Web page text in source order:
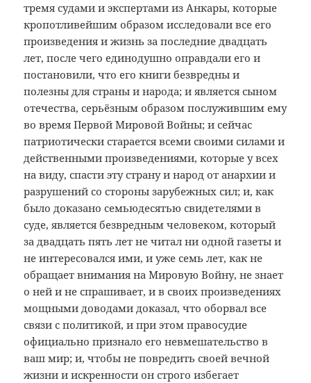
тремя судами и экспертами из Анкары, которые
кропотливейшим образом исследовали все его
произведения и жизнь за последние двадцать
лет, после чего единодушно оправдали его и
постановили, что его книги безвредны и
полезны для страны и народа; и является сыном
отечества, серьёзным образом послужившим ему
во время Первой Мировой Войны; и сейчас
патриотически старается всеми своими силами и
действенными произведениями, которые у всех
на виду, спасти эту страну и народ от анархии и
разрушений со стороны зарубежных сил; и, как
было доказано семьюдесятью свидетелями в
суде, является безвредным человеком, который
за двадцать пять лет не читал ни одной газеты и
не интересовался ими, и уже семь лет, как не
обращает внимания на Мировую Войну, не знает
о ней и не спрашивает, и в своих произведениях
мощными доводами доказал, что оборвал все
связи с политикой, и при этом правосудие
официально признало его невмешательство в
ваш мир; и, чтобы не повредить своей вечной
жизни и искренности он строго избегает